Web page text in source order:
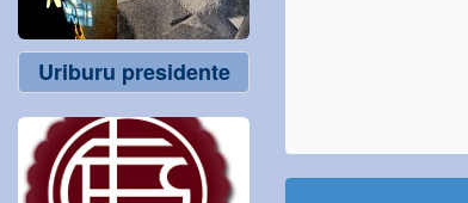
Uriburu presidente